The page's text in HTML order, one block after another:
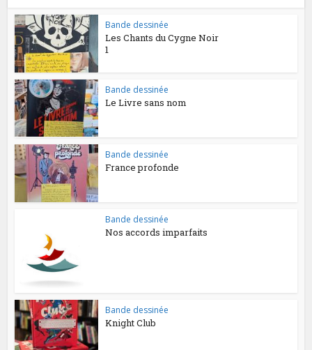
Bande dessinée
Les Chants du Cygne Noir
1
Bande dessinée
Le Livre sans nom
Bande dessinée
France profonde
Bande dessinée
Nos accords imparfaits
Bande dessinée
Knight Club